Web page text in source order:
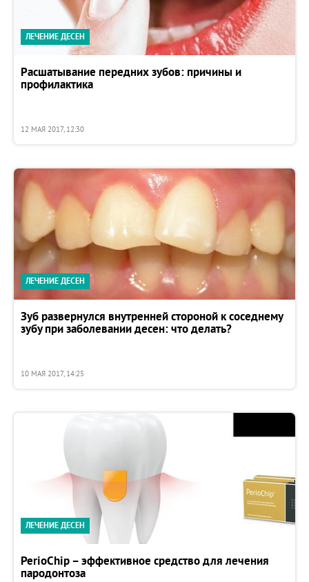
ЛЕЧЕНИЕ ДЕСЕН
Расшатывание передних зубов: причины и
профилактика
12 МАЯ 2017, 12:30
ЛЕЧЕНИЕ ДЕСЕН
Зуб развернулся внутренней стороной к соседнему
зубу при заболевании десен: что делать?
10 МАЯ 2017, 14:25
ЛЕЧЕНИЕ ДЕСЕН
PerioChip – эффективное средство для лечения
пародонтоза